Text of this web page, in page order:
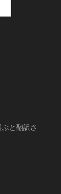
と翻訳さ